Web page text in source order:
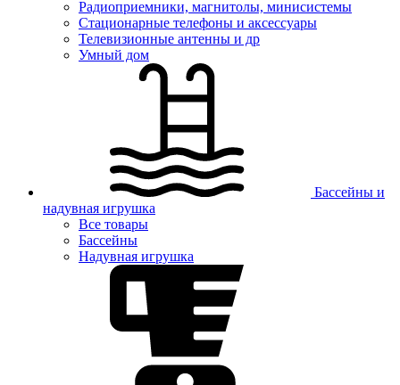
Радиоприемники, магнитолы, минисистемы
Стационарные телефоны и аксессуары
Телевизионные антенны и др
Умный дом
Бассейны и
надувная игрушка
Все товары
Бассейны
Надувная игрушка